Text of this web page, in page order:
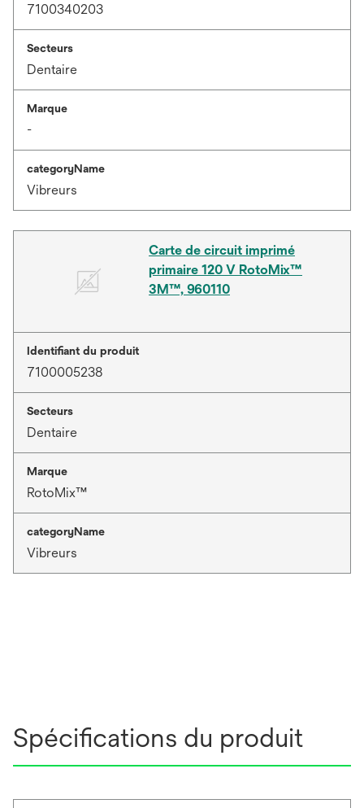
7100340203
Secteurs
Dentaire
Marque
-
categoryName
Vibreurs
Carte de circuit imprimé
primaire 120 V RotoMix™
3M™, 960110
Identifiant du produit
7100005238
Secteurs
Dentaire
Marque
RotoMix™
categoryName
Vibreurs
Spécifications du produit